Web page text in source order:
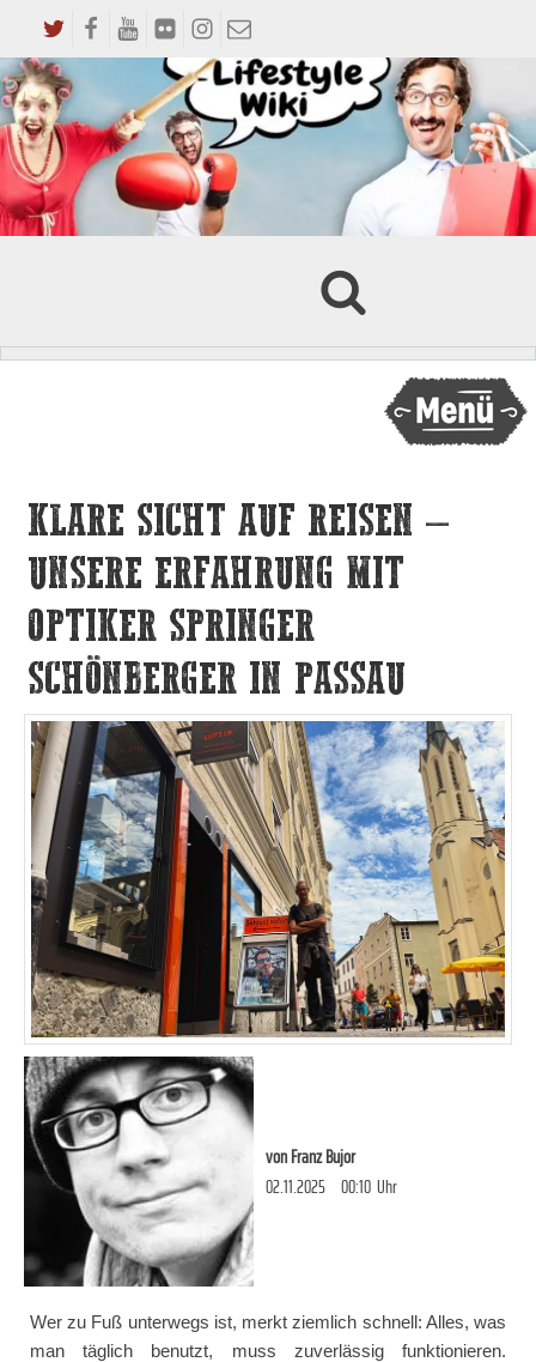
KLARE SICHT AUF REISEN –
UNSERE ERFAHRUNG MIT
OPTIKER SPRINGER
SCHÖNBERGER IN PASSAU
vonFranz Bujor
02.11.2025 00:10 Uhr
Wer zu Fuß unterwegs ist, merkt ziemlich schnell: Alles, was
man täglich benutzt, muss zuverlässig funktionieren.